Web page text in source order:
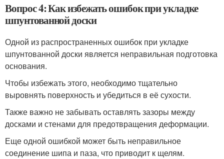
Вопрос 4: Как избежать ошибок при укладке
шпунтованной доски
Одной из распространенных ошибок при укладке
шпунтованной доски является неправильная подготовка
основания.
Чтобы избежать этого, необходимо тщательно
выровнять поверхность и убедиться в её сухости.
Также важно не забывать оставлять зазоры между
досками и стенами для предотвращения деформации.
Еще одной ошибкой может быть неправильное
соединение шипа и паза, что приводит к щелям.